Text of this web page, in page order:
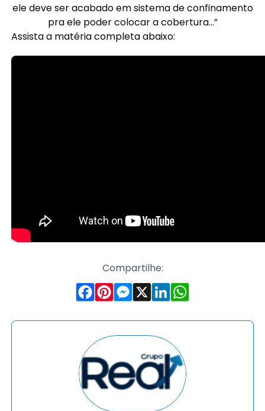
ele deve ser acabado em sistema de confinamento
pra ele poder colocar a cobertura…”
Assista a matéria completa abaixo:
Compartilhe: